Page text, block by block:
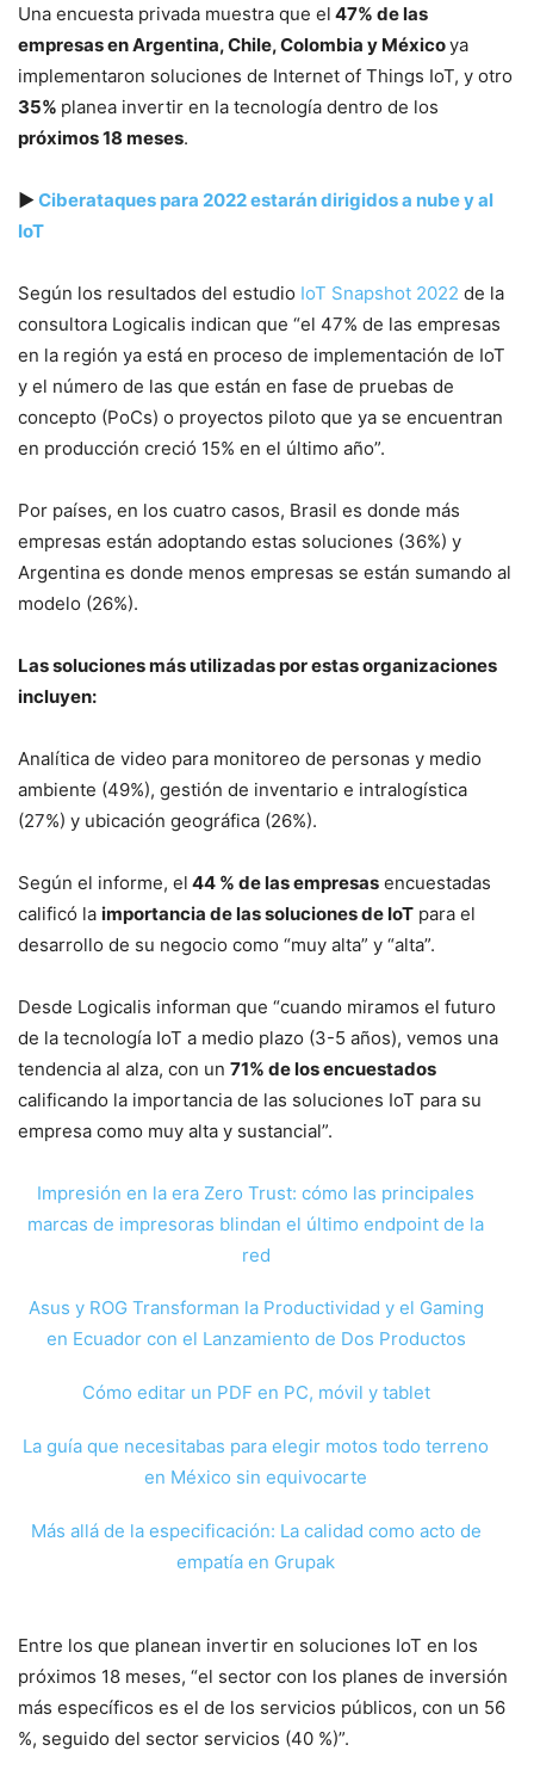
Una encuesta privada muestra que el 47% de las
empresas en Argentina, Chile, Colombia y Méxicoya
implementaron soluciones de Internet of Things IoT, y otro
35% planea invertir en la tecnología dentro de los
próximos 18 meses.
▶Ciberataques para 2022 estarán dirigidos a nube y al
IoT
Según los resultados del estudio IoT Snapshot 2022 de la
consultora Logicalis indican que “el 47% de las empresas
en la región ya está en proceso de implementación de IoT
y el número de las que están en fase de pruebas de
concepto (PoCs) o proyectos piloto que ya se encuentran
en producción creció 15% en el último año”.
Por países, en los cuatro casos, Brasil es donde más
empresas están adoptando estas soluciones (36%) y
Argentina es donde menos empresas se están sumando al
modelo (26%).
Las soluciones más utilizadas por estas organizaciones
incluyen:
Analítica de video para monitoreo de personas y medio
ambiente (49%), gestión de inventario e intralogística
(27%) y ubicación geográfica (26%).
Según el informe, el 44 % de las empresas encuestadas
calificó la importancia de las soluciones de IoT para el
desarrollo de su negocio como “muy alta” y “alta”.
Desde Logicalis informan que “cuando miramos el futuro
de la tecnología IoT a medio plazo (3-5 años), vemos una
tendencia al alza, con un 71% de los encuestados
calificando la importancia de las soluciones IoT para su
empresa como muy alta y sustancial”.
Impresión en la era Zero Trust: cómo las principales
marcas de impresoras blindan el último endpoint de la
red
Asus y ROG Transforman la Productividad y el Gaming
en Ecuador con el Lanzamiento de Dos Productos
Cómo editar un PDF en PC, móvil y tablet
La guía que necesitabas para elegir motos todo terreno
en México sin equivocarte
Más allá de la especificación: La calidad como acto de
empatía en Grupak
Entre los que planean invertir en soluciones IoT en los
próximos 18 meses, “el sector con los planes de inversión
más específicos es el de los servicios públicos, con un 56
%, seguido del sector servicios (40 %)”.